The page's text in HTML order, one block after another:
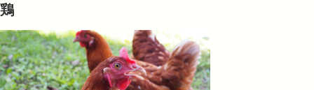
鶏